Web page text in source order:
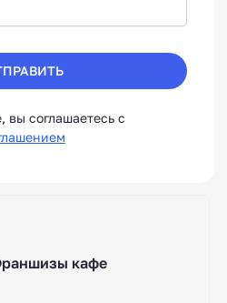
вы соглашаетесь с
кафе